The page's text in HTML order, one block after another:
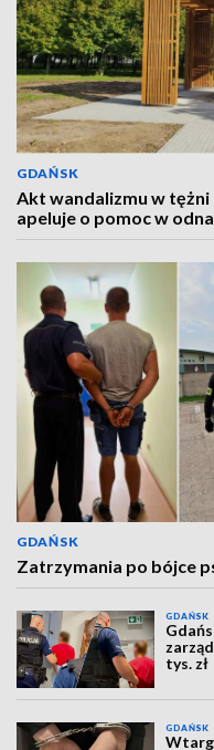
GDAŃSK
Akt wandalizmu w
apeluje o pomoc w
GDAŃSK
Zatrzymania po bójce
GDAŃSK
tys. zł
GDAŃSK